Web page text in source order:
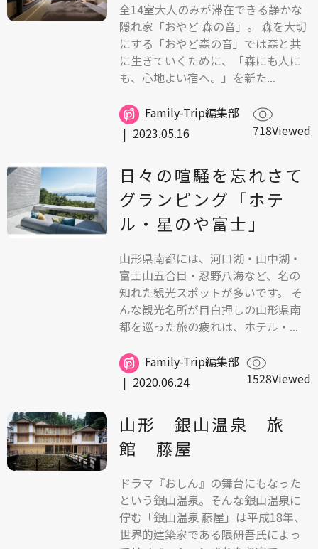
全14室大人のみが滞在できる静かな
隠れ家「おやど 森の音」。 森を大切
にする「おやど森の音」では森と共
に生きていくために、「森にも人に
も、心地よい宿へ。」を新た...
Family-Trip編集部
| 2023.05.16 718Viewed
日々の喧騒を忘れさて
グランピング「ホテ
ル・星のや富士」
山形県南都には、河口湖・山中湖・
富士山五合目・忍野八海など、名の
知れた観光スポットが多いです。 そ
んな観光名所が目白押しの山形県南
都を巡った旅の疲れは、ホテル・...
Family-Trip編集部
| 2020.06.24 1528Viewed
山形 銀山温泉 旅
館 藤屋
ドラマ『おしん』の舞台にもなった
という銀山温泉。そんな銀山温泉に
佇む「銀山温泉 藤屋」は平成18年、
世界的建築家である隈研吾氏によっ